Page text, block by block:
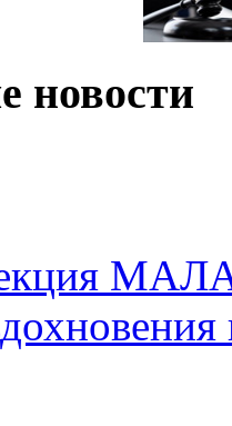
новости